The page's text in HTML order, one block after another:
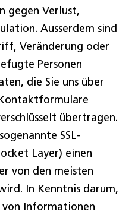
gegen Verlust,
Ausserdem sind
Veränderung oder
Personen
die Sie uns über
übertragen.
SSL-
Layer) einen
von den meisten
In Kenntnis darum,
Informationen